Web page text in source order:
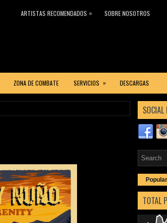
ARTISTAS RECOMENDADOS » SOBRE NOSOTROS
ZONA DE COMBATE SERVICIOS » DESCARGAS
SOCIAL
Popular
TOTAL